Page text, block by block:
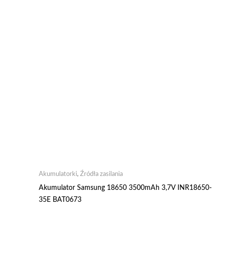
Akumulatorki, Źródła zasilania
Akumulator Samsung 18650 3500mAh 3,7V INR18650-
35E BAT0673